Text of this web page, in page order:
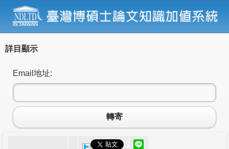
詳目顯示
Email地址:
轉寄